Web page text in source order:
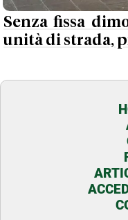
Senza fissa
unità di strada,